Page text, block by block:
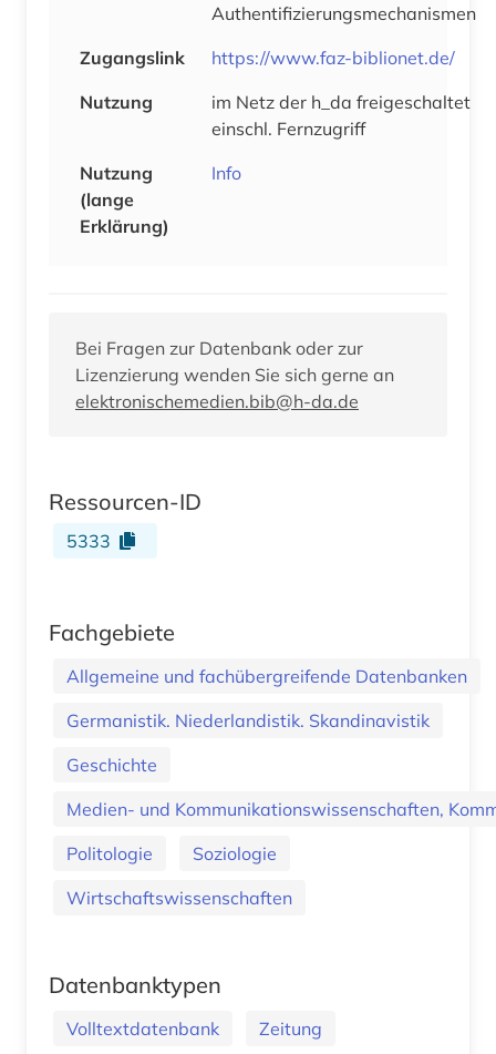
Authentifizierungsmechanismen
Zugangslink
https://www.faz-biblionet.de/
Nutzung
im Netz der h_da freigeschaltet
einschl. Fernzugriff
Nutzung
(lange
Erklärung)
Info
Bei Fragen zur Datenbank oder zur
Lizenzierung wenden Sie sich gerne an
elektronischemedien.bib@h-da.de
Ressourcen-ID
5333
Fachgebiete
Allgemeine und fachübergreifende Datenbanken
Germanistik. Niederlandistik. Skandinavistik
Geschichte
Medien- und Kommunikationswissenschaften,
Politologie
Soziologie
Wirtschaftswissenschaften
Datenbanktypen
Volltextdatenbank Zeitung